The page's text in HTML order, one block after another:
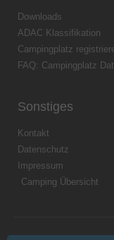
Downloads
ADAC Klassifikation
Campingplatz
FAQ: Campingplatz
Sonstiges
Kontakt
Datenschutz
Impressum
Camping Übersicht